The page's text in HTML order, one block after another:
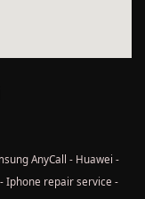
AnyCall - Huawei -
Iphone repair service -